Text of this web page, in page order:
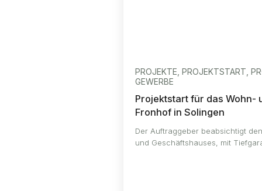
PROJEKTE, PROJEKTSTART,
GEWERBE
Projektstart für das Wohn-
Fronhof in Solingen
Der Auftraggeber beabsichtigt
und Geschäftshauses, mit